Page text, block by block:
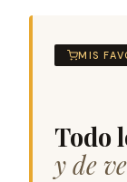
MIS
Todo
y de